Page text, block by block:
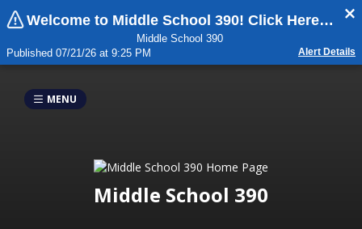
Welcome to Middle School 390! Click Here For Important Updates:
Middle School 390
Published 07/21/26 at 9:25 PM
Alert Details
MENU
Middle School 390